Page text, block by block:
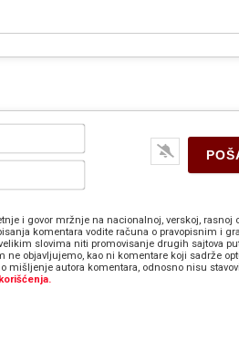
Ime*
E-
i govor mržnje na nacionalnoj, verskoj, rasnoj
komentara vodite računa o pravopisnim i
slovima niti promovisanje drugih sajtova
objavljujemo, kao ni komentare koji sadrže
mišljenje autora komentara, odnosno nisu